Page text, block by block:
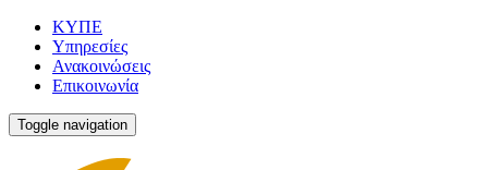
ΚΥΠΕ
Υπηρεσίες
Ανακοινώσεις
Επικοινωνία
Toggle navigation